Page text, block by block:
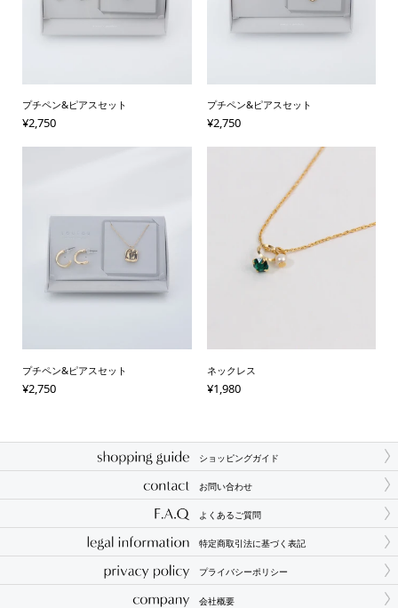
プチペン&ピアスセット
¥2,750
プチペン&ピアスセット
¥2,750
プチペン&ピアスセット
¥2,750
ネックレス
¥1,980
ショッピングガイド
お問い合わせ
よくあるご質問
特定商取引法に基づく表記
プライバシーポリシー
会社概要